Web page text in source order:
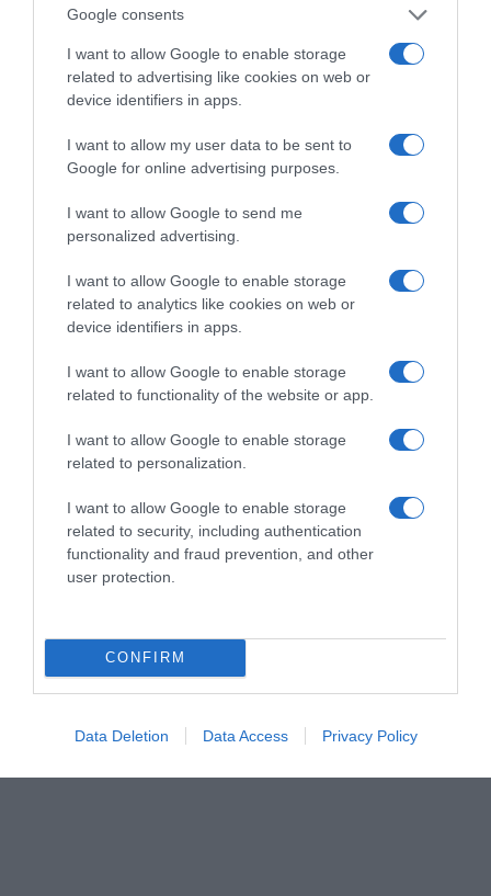
Google consents
I want to allow Google to enable storage
related to advertising like cookies on web or
device identifiers in apps.
I want to allow my user data to be sent to
Google for online advertising purposes.
I want to allow Google to send me
personalized advertising.
I want to allow Google to enable storage
related to analytics like cookies on web or
device identifiers in apps.
I want to allow Google to enable storage
related to functionality of the website or app.
I want to allow Google to enable storage
related to personalization.
I want to allow Google to enable storage
related to security, including authentication
functionality and fraud prevention, and other
user protection.
CONFIRM
Data Deletion Data Access Privacy Policy